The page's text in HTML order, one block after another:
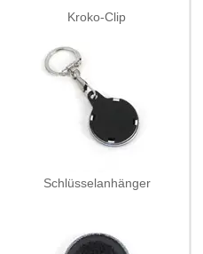
Kroko-Clip
Schlüsselanhänger